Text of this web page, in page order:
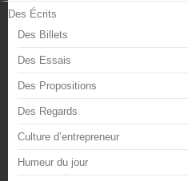
Des Écrits
Des Billets
Des Essais
Des Propositions
Des Regards
Culture d’entrepreneur
Humeur du jour